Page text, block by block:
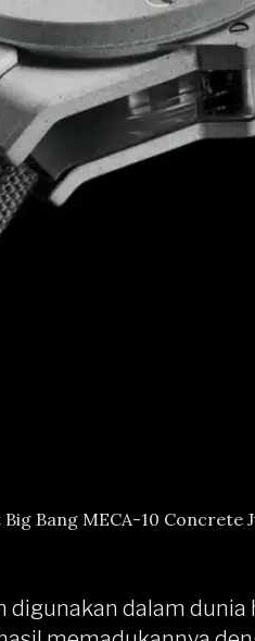
Bang MECA-10 Concrete
dalam